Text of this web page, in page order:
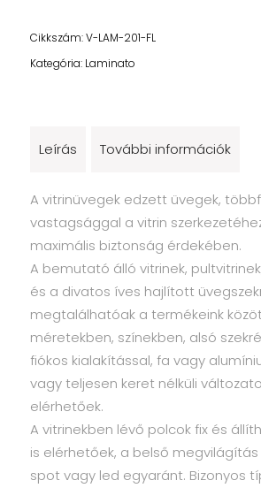
Cikkszám:V-LAM-201-FL
Kategória: Laminato
Leírás További információk
A vitrinüvegek edzett üvegek,
vastagsággal a vitrin
maximális biztonság érdekében.
A bemutató álló vitrinek,
és a divatos íves hajlított
megtalálhatóak a termékeink
méretekben, színekben, alsó
fiókos kialakítással, fa vagy
vagy teljesen keret nélküli
elérhetőek.
A vitrinekben lévő polcok fix és
is elérhetőek, a belső
spot vagy led egyaránt. Bizonyos